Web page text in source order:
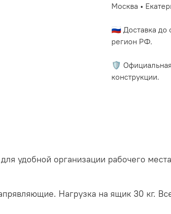
Москва •
🇷🇺 Доставка до
регион РФ.
🛡️ Официальная
конструкции.
удобной организации рабочего
Нагрузка на ящик 30 кг.